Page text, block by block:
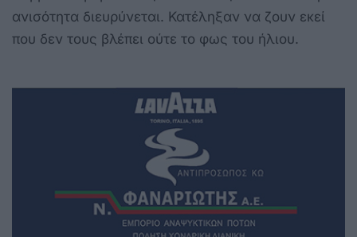
ανισότητα διευρύνεται. Κατέληξαν να ζουν εκεί
που δεν τους βλέπει ούτε το φως του ήλιου.